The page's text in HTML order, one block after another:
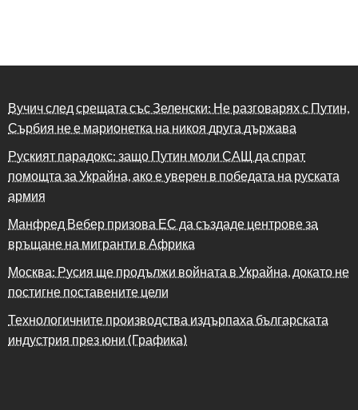
Вучич след срещата със Зеленски: Не разговарях с Путин,
Сърбия не е марионетка на никоя друга държава
Руският парадокс: защо Путин моли САЩ да спрат
помощта за Украйна, ако е уверен в победата на руската
армия
Манфред Вебер призова ЕС да създаде центрове за
връщане на мигранти в Африка
Москва: Русия ще продължи войната в Украйна, докато не
постигне поставените цели
Технологичните производства издърпаха българската
индустрия през юни (Графика)